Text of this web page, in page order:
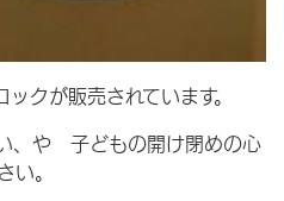
クが販売されています。
、や 子どもの開け閉めの心
。